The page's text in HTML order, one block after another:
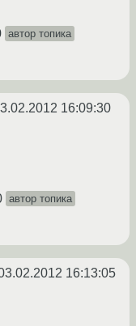
автор топика
16:09:30
автор топика
16:13:05